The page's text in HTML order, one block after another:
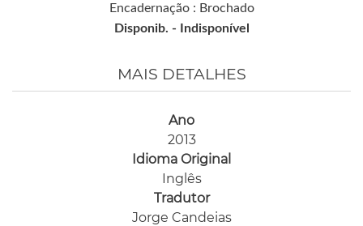
Encadernação : Brochado
Disponib. -
Indisponível
MAIS DETALHES
Ano
2013
Idioma Original
Inglês
Tradutor
Jorge Candeias